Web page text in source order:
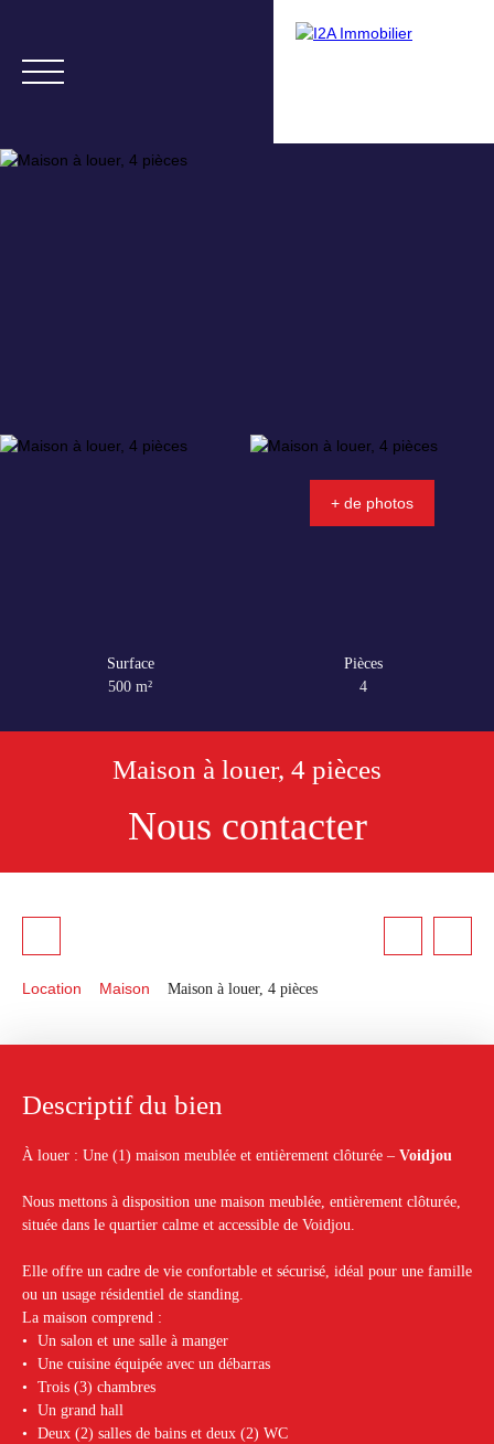
+ de photos
Surface
500m²
Pièces
4
Maison à louer, 4 pièces
Nous contacter
Location Maison Maison à louer, 4 pièces
Descriptif du bien
À louer : Une (1) maison meublée et entièrement clôturée – Voidjou
Nous mettons à disposition une maison meublée, entièrement clôturée,
située dans le quartier calme et accessible de Voidjou.
Elle offre un cadre de vie confortable et sécurisé, idéal pour une famille
ou un usage résidentiel de standing.
La maison comprend :
Un salon et une salle à manger
Une cuisine équipée avec un débarras
Trois (3) chambres
Un grand hall
Deux (2) salles de bains et deux (2) WC